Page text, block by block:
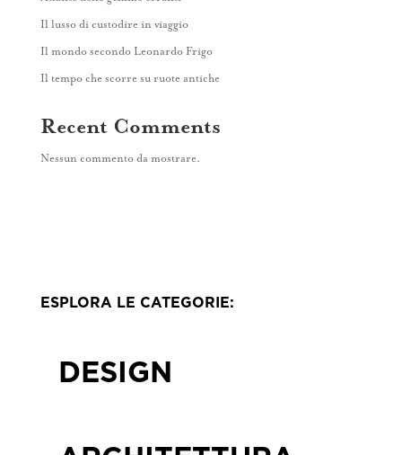
Contatti
Il lusso di custodire in viaggio
Il mondo secondo Leonardo Frigo
Il tempo che scorre su ruote antiche
Recent Comments
Nessun commento da mostrare.
ESPLORA LE CATEGORIE:
DESIGN